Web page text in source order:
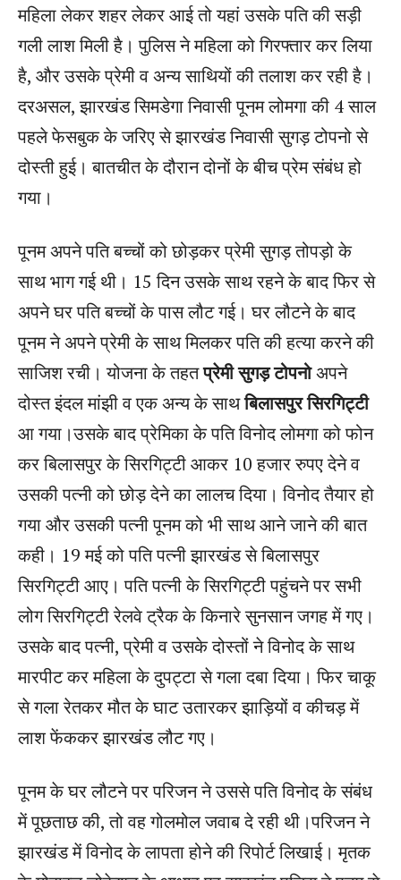
महिला लेकर शहर लेकर आई तो यहां उसके पति की सड़ी
गली लाश मिली है। पुलिस ने महिला को गिरफ्तार कर लिया
है, और उसके प्रेमी व अन्य साथियों की तलाश कर रही है।
दरअसल, झारखंड सिमडेगा निवासी पूनम लोमगा की 4 साल
पहले फेसबुक के जरिए से झारखंड निवासी सुगड़ टोपनो से
दोस्ती हुई। बातचीत के दौरान दोनों के बीच प्रेम संबंध हो
गया।
पूनम अपने पति बच्चों को छोड़कर प्रेमी सुगड़ तोपड़ो के
साथ भाग गई थी। 15 दिन उसके साथ रहने के बाद फिर से
अपने घर पति बच्चों के पास लौट गई। घर लौटने के बाद
पूनम ने अपने प्रेमी के साथ मिलकर पति की हत्या करने की
साजिश रची। योजना के तहतप्रेमी सुगड़ टोपनोअपने
दोस्त इंदल मांझी व एक अन्य के साथबिलासपुर सिरगिट्टी
आ गया।उसके बाद प्रेमिका के पति विनोद लोमगा को फोन
कर बिलासपुर के सिरगिट्टी आकर 10 हजार रुपए देने व
उसकी पत्नी को छोड़ देने का लालच दिया। विनोद तैयार हो
गया और उसकी पत्नी पूनम को भी साथ आने जाने की बात
कही। 19 मई को पति पत्नी झारखंड से बिलासपुर
सिरगिट्टी आए। पति पत्नी के सिरगिट्टी पहुंचने पर सभी
लोग सिरगिट्टी रेलवे ट्रैक के किनारे सुनसान जगह में गए।
उसके बाद पत्नी, प्रेमी व उसके दोस्तों ने विनोद के साथ
मारपीट कर महिला के दुपट्टा से गला दबा दिया। फिर चाकू
से गला रेतकर मौत के घाट उतारकर झाड़ियों व कीचड़ में
लाश फेंककर झारखंड लौट गए।
पूनम के घर लौटने पर परिजन ने उससे पति विनोद के संबंध
में पूछताछ की, तो वह गोलमोल जवाब दे रही थी।परिजन ने
झारखंड में विनोद के लापता होने की रिपोर्ट लिखाई। मृतक